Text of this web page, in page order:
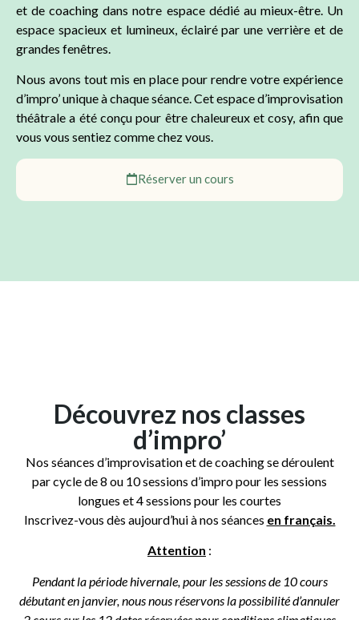
et de coaching dans notre espace dédié au mieux-être. Un
espace spacieux et lumineux, éclairé par une verrière et de
grandes fenêtres.
Nous avons tout mis en place pour rendre votre expérience
d’impro’ unique à chaque séance. Cet espace d’improvisation
théâtrale a été conçu pour être chaleureux et cosy, afin que
vous vous sentiez comme chez vous.
Réserver un cours
Découvrez nos classes
d’impro’
Nos séances d’improvisation et de coaching se déroulent
par cycle de 8 ou 10 sessions d’impro pour les sessions
longues et 4 sessions pour les courtes
Inscrivez-vous dès aujourd’hui à nos séances en français.
Attention :
Pendant la période hivernale, pour les sessions de 10 cours
débutant en janvier, nous nous réservons la possibilité d’annuler